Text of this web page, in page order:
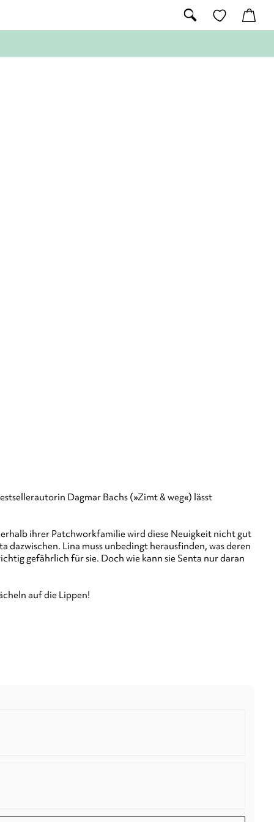
Dagmar Bachs (»Zimt & weg«) lässt
ihrer Patchworkfamilie wird diese Neuigkeit nicht gut
Lina muss unbedingt herausfinden, was deren
gefährlich für sie. Doch wie kann sie Senta nur daran
auf die Lippen!